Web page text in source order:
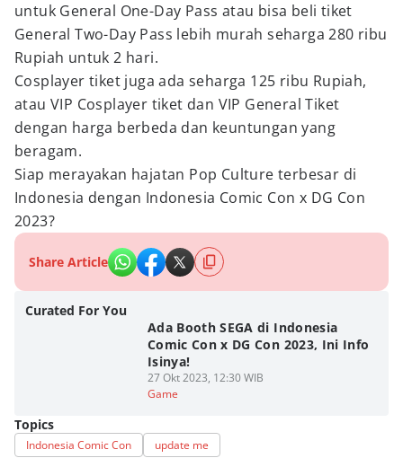
untuk General One-Day Pass atau bisa beli tiket
General Two-Day Pass lebih murah seharga 280 ribu
Rupiah untuk 2 hari.
Cosplayer tiket juga ada seharga 125 ribu Rupiah,
atau VIP Cosplayer tiket dan VIP General Tiket
dengan harga berbeda dan keuntungan yang
beragam.
Siap merayakan hajatan Pop Culture terbesar di
Indonesia dengan Indonesia Comic Con x DG Con
2023?
Share Article
Curated For You
Ada Booth SEGA di Indonesia
Comic Con x DG Con 2023, Ini Info
Isinya!
27 Okt 2023, 12:30 WIB
Game
Topics
Indonesia Comic Con update me